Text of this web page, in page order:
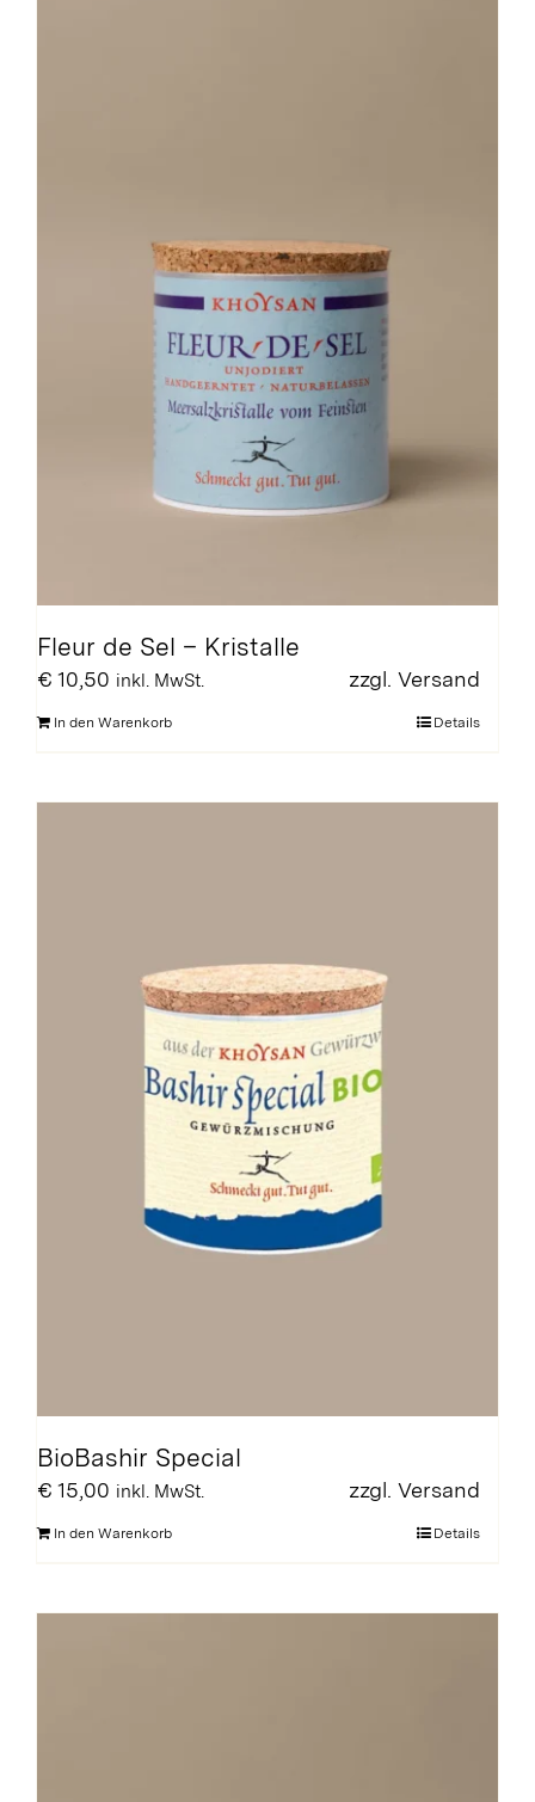
Fleur de Sel – Kristalle
€ 10,50 inkl. MwSt. zzgl. Versand
In den Warenkorb Details
BioBashir Special
€ 15,00 inkl. MwSt. zzgl. Versand
In den Warenkorb Details